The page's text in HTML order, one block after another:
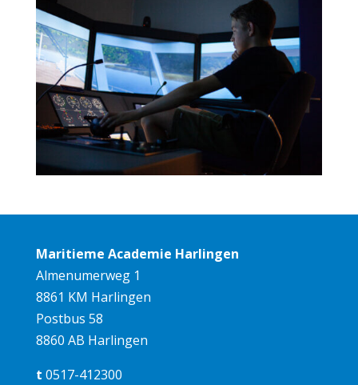
Maritieme Academie Harlingen
Almenumerweg 1
8861 KM Harlingen
Postbus 58
8860 AB Harlingen
t 0517-412300